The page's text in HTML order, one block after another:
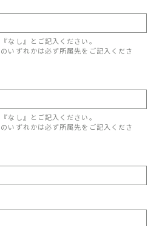
なし』とご記入ください。
いずれかは必ず所属先をご記入くださ
なし』とご記入ください。
いずれかは必ず所属先をご記入くださ